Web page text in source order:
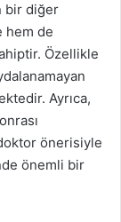
bir diğer
hem de
Özellikle
Ayrıca,
önerisiyle
önemli bir